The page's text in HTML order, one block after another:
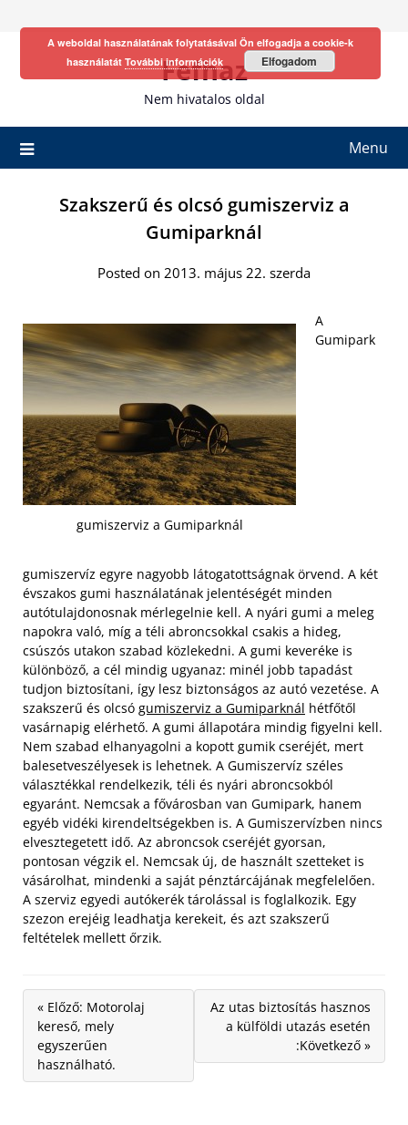
Fefhaz
Nem hivatalos oldal
Menu
Szakszerű és olcsó gumiszerviz a
Gumiparknál
Posted on 2013. május 22. szerda
gumiszerviz a Gumiparknál
A
Gumipark
gumiszervíz egyre nagyobb látogatottságnak örvend. A két
évszakos gumi használatának jelentéségét minden
autótulajdonosnak mérlegelnie kell. A nyári gumi a meleg
napokra való, míg a téli abroncsokkal csakis a hideg,
csúszós utakon szabad közlekedni. A gumi keveréke is
különböző, a cél mindig ugyanaz: minél jobb tapadást
tudjon biztosítani, így lesz biztonságos az autó vezetése. A
szakszerű és olcsó gumiszerviz a Gumiparknál hétfőtől
vasárnapig elérhető. A gumi állapotára mindig figyelni kell.
Nem szabad elhanyagolni a kopott gumik cseréjét, mert
balesetveszélyesek is lehetnek. A Gumiszervíz széles
választékkal rendelkezik, téli és nyári abroncsokból
egyaránt. Nemcsak a fővárosban van Gumipark, hanem
egyéb vidéki kirendeltségekben is. A Gumiszervízben nincs
elvesztegetett idő. Az abroncsok cseréjét gyorsan,
pontosan végzik el. Nemcsak új, de használt szetteket is
vásárolhat, mindenki a saját pénztárcájának megfelelően.
A szerviz egyedi autókerék tárolással is foglalkozik. Egy
szezon erejéig leadhatja kerekeit, és azt szakszerű
feltételek mellett őrzik.
« Előző: Motorolaj
kereső, mely
egyszerűen
használható.
Az utas biztosítás hasznos
a külföldi utazás esetén
:Következő »
A weboldal használatának folytatásával Ön elfogadja a cookie-k
használatát További információk Elfogadom